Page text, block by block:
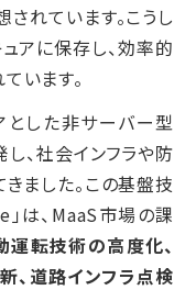
れています。こうし
アに保存し、効率的
います。
とした非サーバー型
、社会インフラや防
ました。この基盤技
は、MaaS市場の課
運転技術の高度化、
、道路インフラ点検